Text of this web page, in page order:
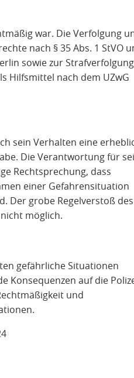
war. Die Verfolgung
nach § 35 Abs. 1 StVO
sowie zur Strafverfolgung
Hilfsmittel nach dem UZwG
sein Verhalten eine
Die Verantwortung für
Rechtsprechung, dass
einer Gefahrensituation
Der grobe Regelverstoß des
möglich.
gefährliche Situationen
Konsequenzen auf die
und